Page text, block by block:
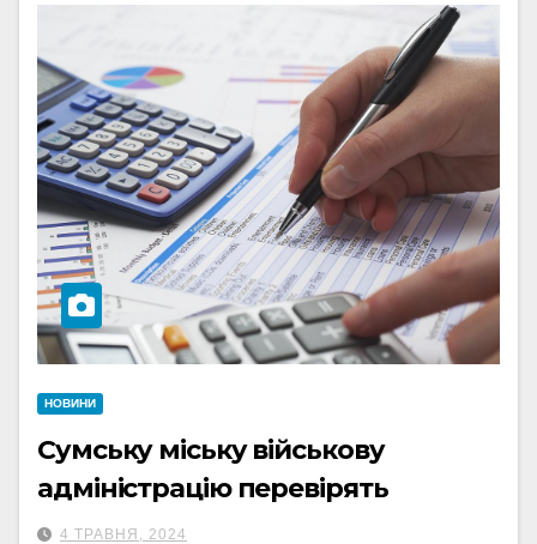
НОВИНИ
Сумську міську військову
адміністрацію перевірять
4 ТРАВНЯ, 2024